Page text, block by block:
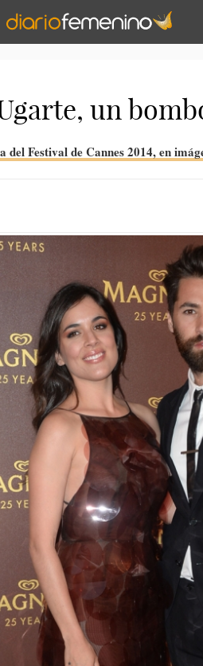
un
Festival de Cannes 2014, en